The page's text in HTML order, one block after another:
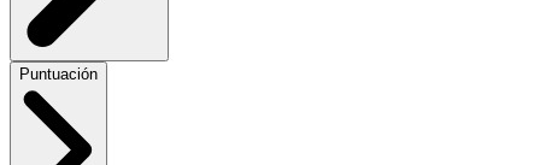
Puntuación